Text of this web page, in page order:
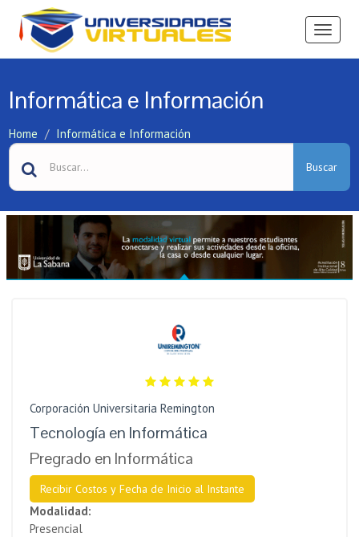
Ver
Informática e Información
Home Informática e Información
Buscar
Corporación Universitaria Remington
Tecnología en Informática
Pregrado en Informática
Recibir Costos y Fecha de Inicio al Instante
Modalidad:
Presencial